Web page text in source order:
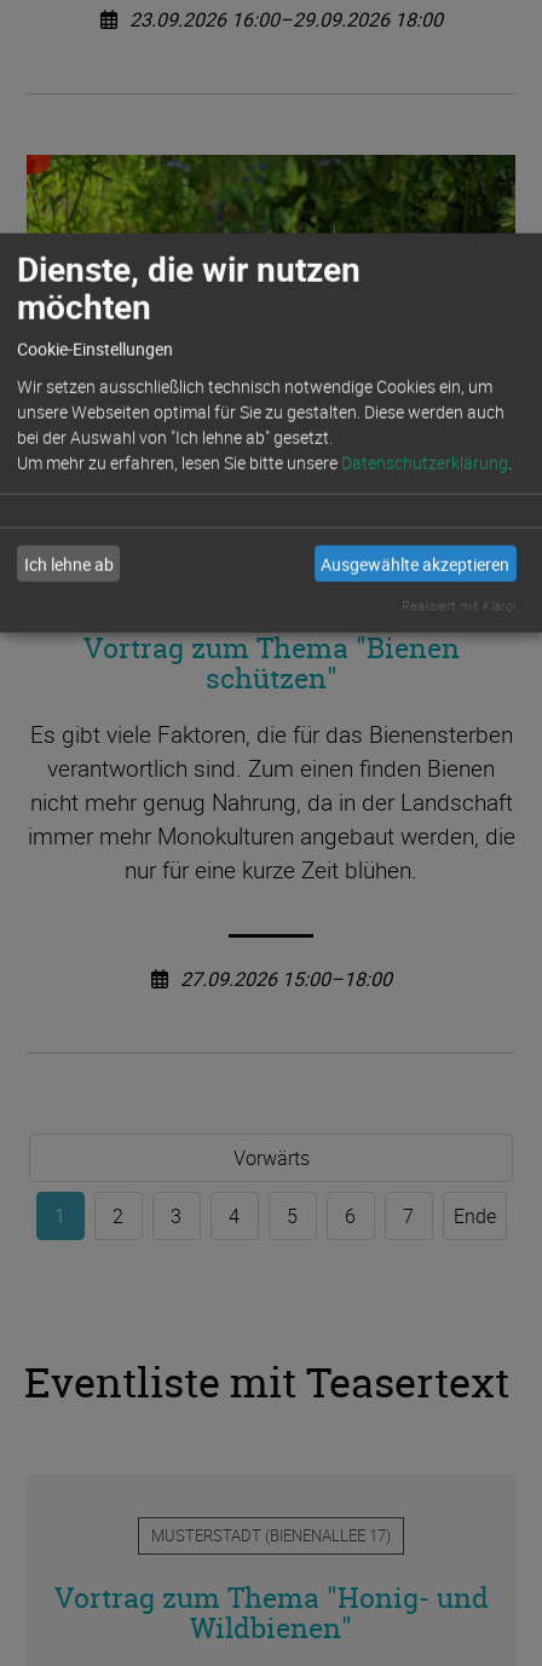
23.09.2026 16:00–29.09.2026 18:00
BIENENALLEE 17)
Vortrag zum Thema "Bienen
schützen"
Es gibt viele Faktoren, die für das Bienensterben
verantwortlich sind. Zum einen finden Bienen
nicht mehr genug Nahrung, da in der Landschaft
immer mehr Monokulturen angebaut werden, die
nur für eine kurze Zeit blühen.
27.09.2026 15:00–18:00
Vorwärts
1 2 3 4 5 6 7 Ende
Eventliste mit Teasertext
MUSTERSTADT (BIENENALLEE 17)
Vortrag zum Thema "Honig- und
Wildbienen"
Dienste, die wir nutzen
möchten
Cookie-Einstellungen
Wir setzen ausschließlich technisch notwendige Cookies ein, um
unsere Webseiten optimal für Sie zu gestalten. Diese werden auch
bei der Auswahl von "Ich lehne ab" gesetzt.
Um mehr zu erfahren, lesen Sie bitte unsere Datenschutzerklärung.
Ich lehne ab Ausgewählte akzeptieren
Realisiert mit Klaro!